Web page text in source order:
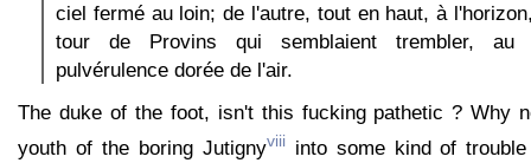
ciel fermé au loin; de l'autre, tout en haut, à
tour de Provins qui semblaient trembler,
pulvérulence dorée de l'air.
The duke of the foot, isn't this fucking pathetic ? Why
youth of the boring Jutignyviiiinto some kind of